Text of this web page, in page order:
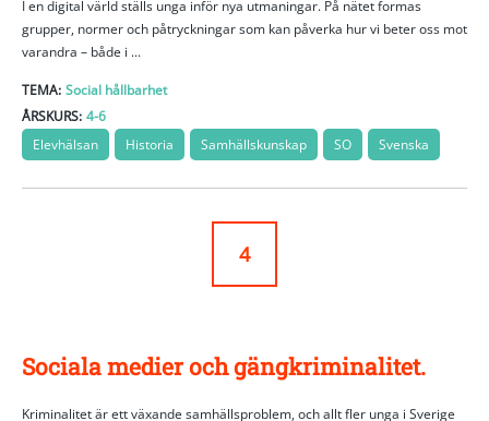
I en digital värld ställs unga inför nya utmaningar. På nätet formas
grupper, normer och påtryckningar som kan påverka hur vi beter oss mot
varandra – både i ...
TEMA: Social hållbarhet
ÅRSKURS: 4-6
Elevhälsan
Historia Samhällskunskap SO Svenska
4
Sociala medier och gängkriminalitet.
Kriminalitet är ett växande samhällsproblem, och allt fler unga i Sverige